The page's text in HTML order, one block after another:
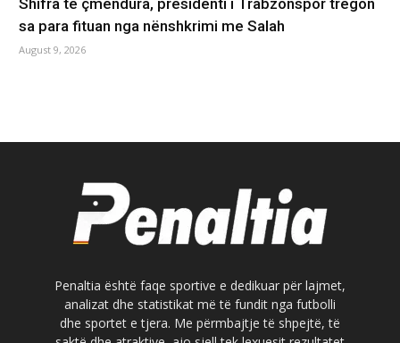
sa para fituan nga nënshkrimi me Salah
August 9, 2026
Penaltia është faqe sportive e dedikuar për lajmet,
analizat dhe statistikat më të fundit nga futbolli
dhe sportet e tjera. Me përmbajtje të shpejtë, të